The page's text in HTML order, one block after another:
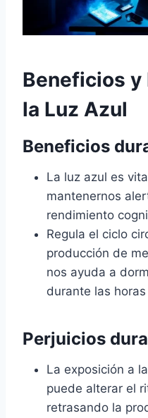
Beneficios y
la Luz Azul
Beneficios
La luz azul es
mantenernos
rendimiento
Regula el ciclo
producción de
nos ayuda a
durante las
Perjuicios
La exposición a
puede alterar el
retrasando la